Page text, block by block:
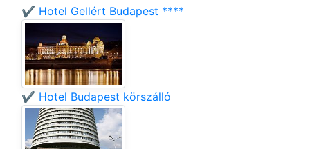
✔️ Hotel Gellért Budapest ****
✔️ Hotel Budapest körszálló